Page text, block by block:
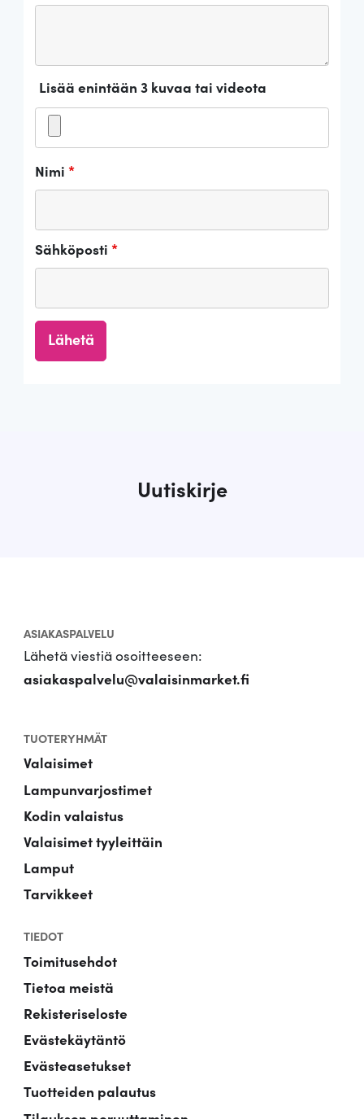
Lisää enintään 3 kuvaa tai videota
Nimi *
Sähköposti *
Uutiskirje
ASIAKASPALVELU
Lähetä viestiä osoitteeseen:
asiakaspalvelu@valaisinmarket.fi
TUOTERYHMÄT
Valaisimet
Lampunvarjostimet
Kodin valaistus
Valaisimet tyyleittäin
Lamput
Tarvikkeet
TIEDOT
Toimitusehdot
Tietoa meistä
Rekisteriseloste
Evästekäytäntö
Evästeasetukset
Tuotteiden palautus